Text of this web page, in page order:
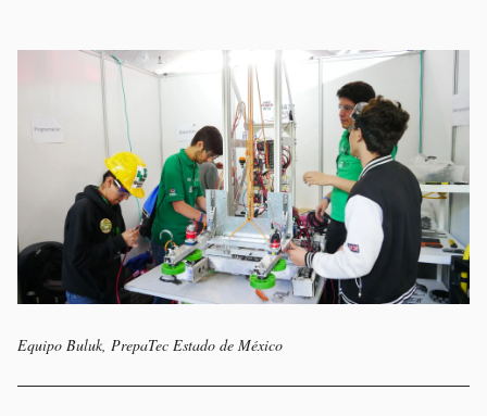
Equipo Buluk, PrepaTec Estado de México